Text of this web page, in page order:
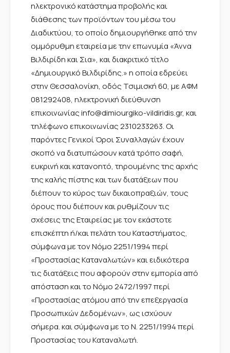
ηλεκτρονικό κατάστημα προβολής και
διάθεσης των προϊόντων του μέσω του
Διαδικτύου, το οποίο δημιουργήθηκε από την
ομμόρυθμη εταιρεία με την επωνυμία «Άννα
Βιλδιρίδη και Σια», και διακριτικό τίτλο
«Δημιουργικό Βιλδιρίδης.» η οποία εδρεύει
στην Θεσσαλονίκη, οδός Τσιμισκή 60, με ΑΦΜ
081292408, ηλεκτρονική διεύθυνση
επικοινωνίας info@dimiourgiko-vildiridis.gr, και
τηλέφωνο επικοινωνίας 2310233263. Οι
παρόντες Γενικοί Όροι Συναλλαγών έχουν
σκοπό να διατυπώσουν κατά τρόπο σαφή,
ευκρινή και κατανοητό, τηρουμένης της αρχής
της καλής πίστης και των διατάξεων που
διέπουν το κύρος των δικαιοπραξιών, τους
όρους που διέπουν και ρυθμίζουν τις
σχέσεις της Εταιρείας με τον εκάστοτε
επισκέπτη ή/και πελάτη του Καταστήματος,
σύμφωνα με τον Νόμο 2251/1994 περί
«Προστασίας Καταναλωτών» και ειδικότερα
τις διατάξεις που αφορούν στην εμπορία από
απόσταση και το Νόμο 2472/1997 περί
«Προστασίας ατόμου από την επεξεργασία
Προσωπικών Δεδομένων», ως ισχύουν
σήμερα. και σύμφωνα με το Ν. 2251/1994 περί
Προστασίας του Καταναλωτή.